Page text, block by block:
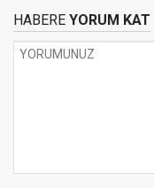
HABERE YORUM KAT